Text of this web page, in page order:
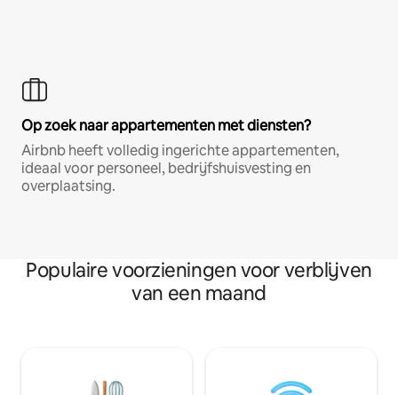
Op zoek naar appartementen met diensten?
Airbnb heeft volledig ingerichte appartementen,
ideaal voor personeel, bedrijfshuisvesting en
overplaatsing.
Populaire voorzieningen voor verblijven
van een maand